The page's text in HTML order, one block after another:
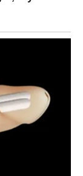
vaš pogled na